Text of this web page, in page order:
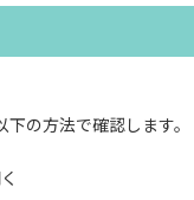
の方法で確認します。